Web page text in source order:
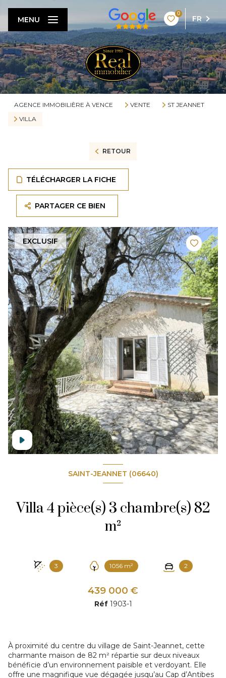
0
FR
MENU
AGENCE IMMOBILIÈRE À VENCE VENTE
ST JEANNET
VILLA
RETOUR
TÉLÉCHARGER LA FICHE
PARTAGER CE BIEN
EXCLUSIF
SAINT-JEANNET (06640)
Villa 4 pièce(s) 3 chambre(s) 82
m²
3 1056 m² 2
439 000 €
Réf 1903-1
À proximité du centre du village de Saint-Jeannet, cette
charmante maison de 82 m² répartie sur deux niveaux
bénéficie d’un environnement paisible et verdoyant. Elle
offre une magnifique vue dégagée jusqu’au Cap d’Antibes